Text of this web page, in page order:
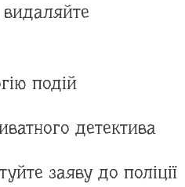
видаляйте
подій
детектива
заяву до поліції